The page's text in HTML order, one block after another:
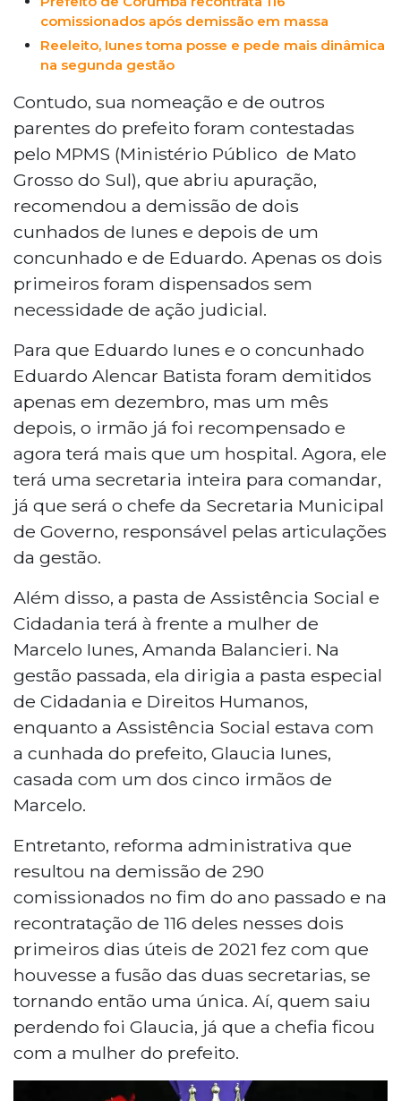
comissionados após demissão em massa
Reeleito, Iunes toma posse e pede mais dinâmica
na segunda gestão
Contudo, sua nomeação e de outros
parentes do prefeito foram contestadas
pelo MPMS (Ministério Público de Mato
Grosso do Sul), que abriu apuração,
recomendou a demissão de dois
cunhados de Iunes e depois de um
concunhado e de Eduardo. Apenas os dois
primeiros foram dispensados sem
necessidade de ação judicial.
Para que Eduardo Iunes e o concunhado
Eduardo Alencar Batista foram demitidos
apenas em dezembro, mas um mês
depois, o irmão já foi recompensado e
agora terá mais que um hospital. Agora, ele
terá uma secretaria inteira para comandar,
já que será o chefe da Secretaria Municipal
de Governo, responsável pelas articulações
da gestão.
Além disso, a pasta de Assistência Social e
Cidadania terá à frente a mulher de
Marcelo Iunes, Amanda Balancieri. Na
gestão passada, ela dirigia a pasta especial
de Cidadania e Direitos Humanos,
enquanto a Assistência Social estava com
a cunhada do prefeito, Glaucia Iunes,
casada com um dos cinco irmãos de
Marcelo.
Entretanto, reforma administrativa que
resultou na demissão de 290
comissionados no fim do ano passado e na
recontratação de 116 deles nesses dois
primeiros dias úteis de 2021 fez com que
houvesse a fusão das duas secretarias, se
tornando então uma única. Aí, quem saiu
perdendo foi Glaucia, já que a chefia ficou
com a mulher do prefeito.